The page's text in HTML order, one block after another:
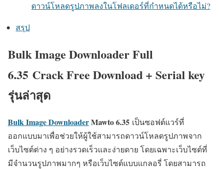
ดาวน์โหลดรูปภาพลงในโฟลเดอร์ที่กำหนดได้หรือไม่?
สรุป
Bulk Image Downloader Full
6.35 Crack Free Download + Serial key
รุ่นล่าสุด
Bulk Image DownloaderMawto6.35 เป็นซอฟต์แวร์ที่
ออกแบบมาเพื่อช่วยให้ผู้ใช้สามารถดาวน์โหลดรูปภาพจาก
เว็บไซต์ต่าง ๆ อย่างรวดเร็วและง่ายดาย โดยเฉพาะเว็บไซต์ที่
มีจำนวนรูปภาพมากๆ หรือเว็บไซต์แบบแกลอรี่ โดยสามารถ